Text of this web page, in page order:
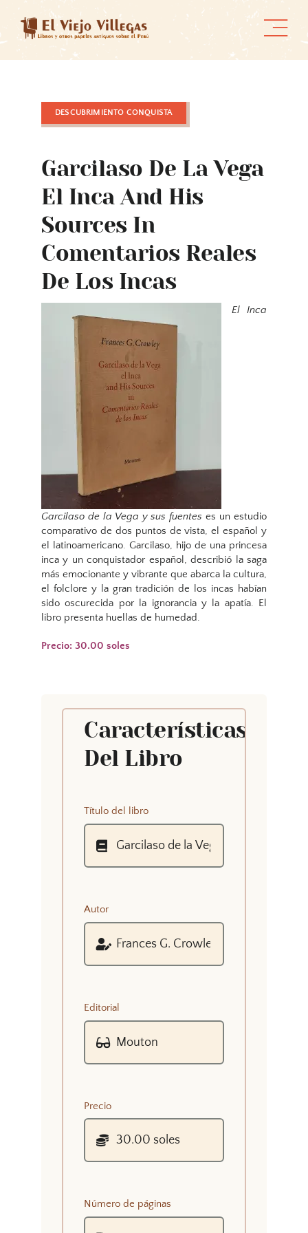
content
DESCUBRIMIENTO CONQUISTA
Garcilaso De La Vega
El Inca And His
Sources In
Comentarios Reales
De Los Incas
El Inca
Garcilaso de la Vega y sus fuentes es un estudio
comparativo de dos puntos de vista, el español y
el latinoamericano. Garcilaso, hijo de una princesa
inca y un conquistador español, describió la saga
más emocionante y vibrante que abarca la cultura,
el folclore y la gran tradición de los incas habían
sido oscurecida por la ignorancia y la apatía. El
libro presenta huellas de humedad.
Precio: 30.00 soles
Características
Del Libro
Título del libro
Autor
Editorial
Precio
Número de páginas